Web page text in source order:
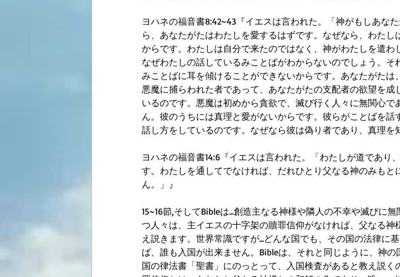
ヨハネの福音書8:42~43『イエスは言われた。「神がもしあな
ら、あなたがたはわたしを愛するはずです。なぜなら、わたし
からです。わたしは自分で来たのではなく、神がわたしを遣わ
なぜわたしの話しているみことばがわからないのでしょう。そ
みことばに耳を傾けることができないからです。あなたがたは
悪魔に捕らわれた者であって、あなたがたの支配者の欲望を成
いるのです。悪魔は初めから貪欲で、滅び行く人々に無関心で
ん。彼のうちには真理と愛がないからです。彼らがことばを話
話し方をしているのです。なぜなら彼は偽り者であり、真理を
ヨハネの福音書14:6『イエスは言われた。「わたしが道であり
す。わたしを通してでなければ、だれひとり父なる神のみもと
ん。」』
15~16節,そしてBibleは...創造主なる神様や隣人の不幸や滅びに
つ人々は、主イエスの十字架の贖罪信仰がなければ、父なる神
え説きます。世界常識ですが...どんな国でも、その国の法律に
ば、誰も入国が出来ません。Bibleは、それと同じように、神
国の律法書「聖書」にのっとって、入国検査があると教え説く